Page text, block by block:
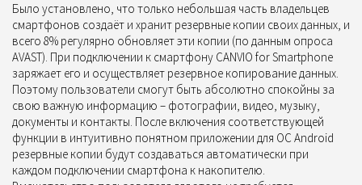
Было установлено, что только небольшая часть владельцев
смартфонов создаёт и хранит резервные копии своих данных, и
всего 8% регулярно обновляет эти копии (по данным опроса
AVAST). При подключении к смартфону CANVIO for Smartphone
заряжает его и осуществляет резервное копирование данных.
Поэтому пользователи смогут быть абсолютно спокойны за
свою важную информацию – фотографии, видео, музыку,
документы и контакты. После включения соответствующей
функции в интуитивно понятном приложении для ОС Android
резервные копии будут создаваться автоматически при
каждом подключении смартфона к накопителю.